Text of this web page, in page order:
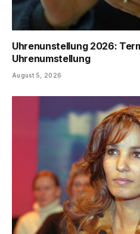
Uhrenunstellung 2026:
Uhrenumstellung
August 5, 2026